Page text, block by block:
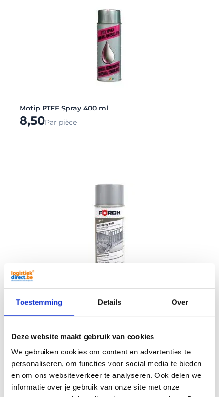
Toestemming Details Over
Deze website maakt gebruik van cookies
We gebruiken cookies om content en advertenties te
personaliseren, om functies voor social media te bieden
en om ons websiteverkeer te analyseren. Ook delen we
informatie over je gebruik van onze site met onze
Motip PTFE Spray 400 ml
8,50Par pièce
400 ml
10,95Par pièce